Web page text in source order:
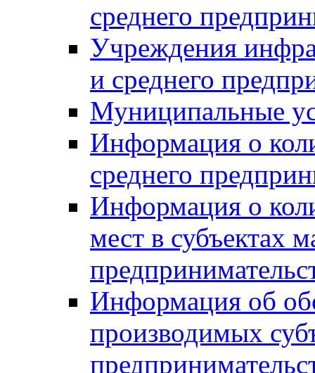
среднего
Учреждения
и среднего
Муниципальные
Информация о
среднего
Информация о
мест в субъектах
Информация об
производимых